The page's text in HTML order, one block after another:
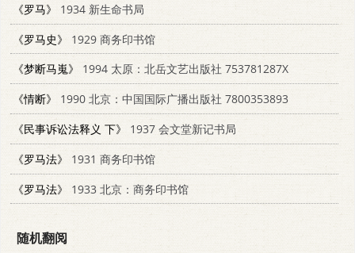
《罗马》
1934 新生命书局
《罗马史》
1929 商务印书馆
《梦断马嵬》
1994 太原：北岳文艺出版社 753781287X
《情断》
1990 北京：中国国际广播出版社 7800353893
《民事诉讼法释义 下》
1937 会文堂新记书局
《罗马法》
1931 商务印书馆
《罗马法》
1933 北京：商务印书馆
随机翻阅